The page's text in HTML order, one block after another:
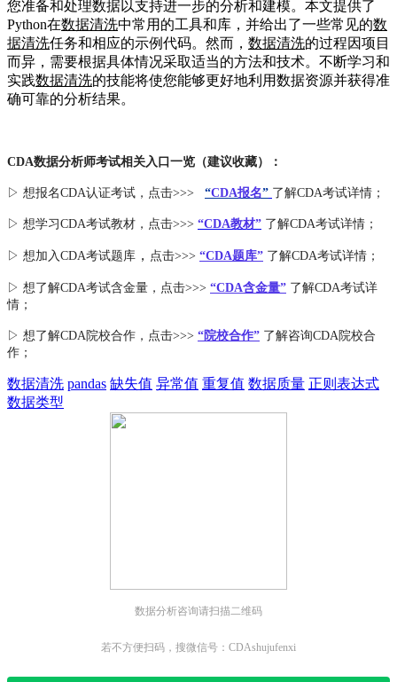
您准备和处理数据以支持进一步的分析和建模。本文提供了
Python在数据清洗中常用的工具和库，并给出了一些常见的数
据清洗任务和相应的示例代码。然而， 数据清洗的过程因项目
而异，需要根据具体情况采取适当的方法和技术。不断学习和
实践数据清洗的技能将使您能够更好地利用数据资源并获得准
确可靠的分析结果。
CDA数据分析师考试相关入口一览（建议收藏）：
▷ 想报名CDA认证考试，点击>>> “CDA报名” 了解CDA考试详情；
▷ 想学习CDA考试教材，点击>>> “CDA教材” 了解CDA考试详情；
▷ 想加入CDA考试题库 ， 点击>>> “CDA题库” 了解CDA考试详情；
▷ 想了解CDA考试含金量 ，点击>>> “CDA含金量” 了解CDA考试详
情；
▷ 想了解CDA院校合作 ，点击>>> “院校合作” 了解咨询CDA院校合
作；
数据清洗 pandas 缺失值 异常值 重复值 数据质量 正则表达式
数据类型
数据分析咨询请扫描二维码
若不方便扫码，搜微信号：CDAshujufenxi